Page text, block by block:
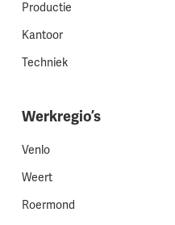
Productie
Kantoor
Techniek
Werkregio’s
Venlo
Weert
Roermond